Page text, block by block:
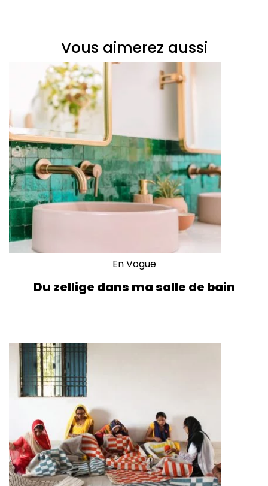
Vous aimerez aussi
En Vogue
Du zellige dans ma salle de bain